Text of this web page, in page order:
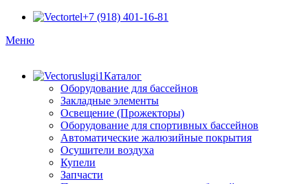
+7 (918) 401-16-81
Меню
Каталог
Оборудование для бассейнов
Закладные элементы
Освещение (Прожекторы)
Оборудование для спортивных бассейнов
Автоматические жалюзийные покрытия
Осушители воздуха
Купели
Запчасти